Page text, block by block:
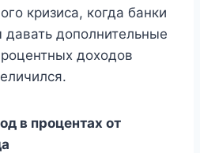
кризиса, когда банки
давать дополнительные
доходов
в процентах от